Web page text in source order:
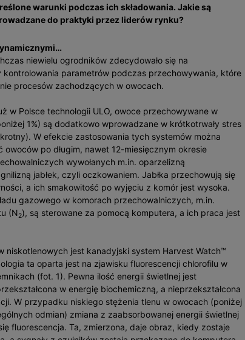
warunki podczas ich składowania. Jakie są
do praktyki przez liderów rynku?
niewielu ogrodników zdecydowało się na
parametrów podczas przechowywania, które
procesów zachodzących w owocach.
w Polsce technologii ULO, owoce przechowywane w
1%) są dodatkowo wprowadzane w krótkotrwały stres
W efekcie zastosowania tych systemów można
po długim, nawet 12-miesięcznym okresie
wywołanych m.in. oparzelizną
jabłek, czyli oczkowaniem. Jabłka przechowują się
a ich smakowitość po wyjęciu z komór jest wysoka.
gazowego w komorach przechowalniczych, m.in.
(N2), są sterowane za pomocą komputera, a ich praca jest
jest kanadyjski system Harvest Watch™
ta oparta jest na zjawisku fluorescencji chlorofilu w
(fot. 1). Pewna ilość energii świetlnej jest
w energię biochemiczną, a nieprzekształcona
W przypadku niskiego stężenia tlenu w owocach (poniżej
odmian) zmiana z zaabsorbowanej energii świetlnej
fluorescencja. Ta, zmierzona, daje obraz, kiedy zostaje